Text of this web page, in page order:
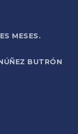
MESES.
BUTRÓN